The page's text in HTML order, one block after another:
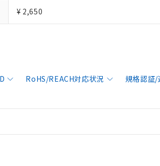
¥ 2,650
RoHS/REACH対応状況 規格認証/